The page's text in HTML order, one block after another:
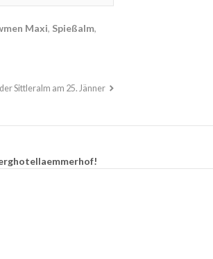
Maxi, Spießalm,
Sittleralm am 25. Jänner